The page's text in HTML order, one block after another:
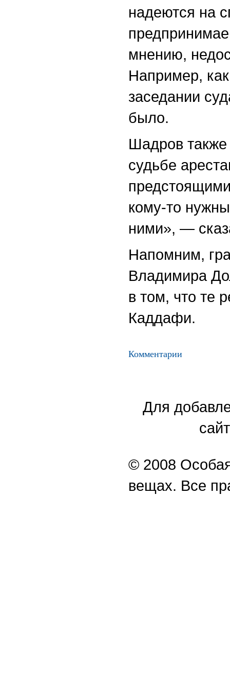
надеются на
мнению,
Например,
заседании
было.
Шадров также
судьбе
кому-то
ними», —
Напомним,
Владимира
в том, что те
Каддафи.
Комментарии
Для
© 2008
вещах. Все